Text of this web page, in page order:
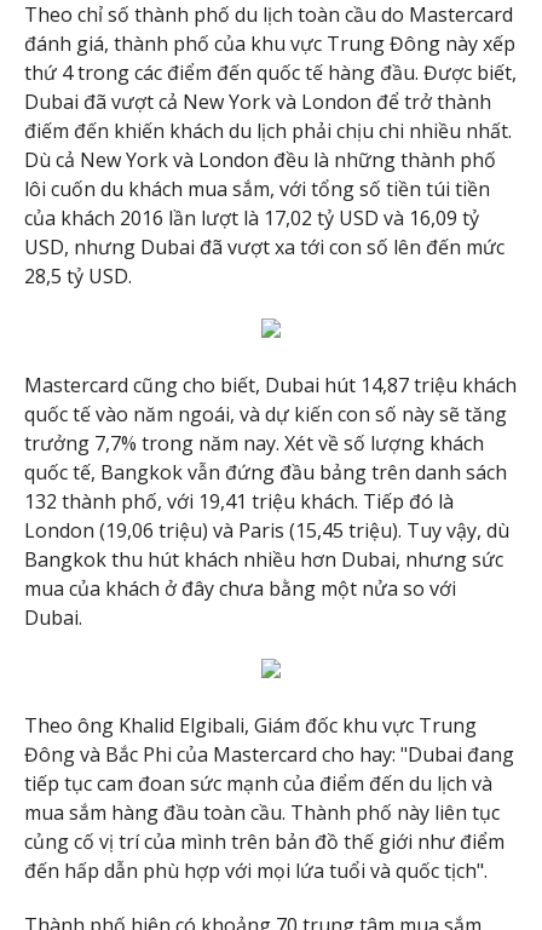
Theo chỉ số thành phố du lịch toàn cầu do Mastercard
đánh giá, thành phố của khu vực Trung Đông này xếp
thứ 4 trong các điểm đến quốc tế hàng đầu. Được biết,
Dubai đã vượt cả New York và London để trở thành
điếm đến khiến khách du lịch phải chịu chi nhiều nhất.
Dù cả New York và London đều là những thành phố
lôi cuốn du khách mua sắm, với tổng số tiền túi tiền
của khách 2016 lần lượt là 17,02 tỷ USD và 16,09 tỷ
USD, nhưng Dubai đã vượt xa tới con số lên đến mức
28,5 tỷ USD.
Mastercard cũng cho biết, Dubai hút 14,87 triệu khách
quốc tế vào năm ngoái, và dự kiến con số này sẽ tăng
trưởng 7,7% trong năm nay. Xét về số lượng khách
quốc tế, Bangkok vẫn đứng đầu bảng trên danh sách
132 thành phố, với 19,41 triệu khách. Tiếp đó là
London (19,06 triệu) và Paris (15,45 triệu). Tuy vậy, dù
Bangkok thu hút khách nhiều hơn Dubai, nhưng sức
mua của khách ở đây chưa bằng một nửa so với
Dubai.
Theo ông Khalid Elgibali, Giám đốc khu vực Trung
Đông và Bắc Phi của Mastercard cho hay: "Dubai đang
tiếp tục cam đoan sức mạnh của điểm đến du lịch và
mua sắm hàng đầu toàn cầu. Thành phố này liên tục
củng cố vị trí của mình trên bản đồ thế giới như điểm
đến hấp dẫn phù hợp với mọi lứa tuổi và quốc tịch".